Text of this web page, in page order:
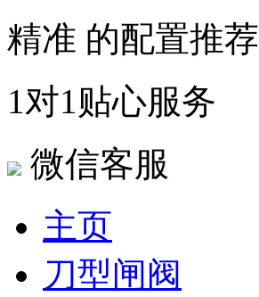
精准 的配置推荐
1对1贴心服务
微信客服
主页
刀型闸阀